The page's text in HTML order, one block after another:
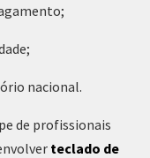
nacional.
de profissionais
teclado de